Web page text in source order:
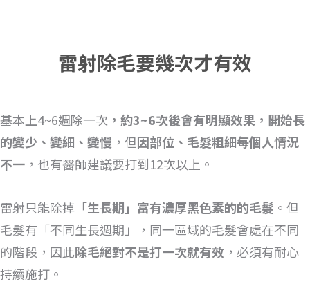
雷射除毛要幾次才有效
基本上4~6週除一次 ，約3~6次後會有明顯效果，開始長
的變少、變細、變慢 ，但因部位、毛髮粗細每個人情況
不一 ，也有醫師建議要打到12次以上。
雷射只能除掉「生長期」富有濃厚黑色素的的毛髮 。但
毛髮有「不同生長週期」，同一區域的毛髮會處在不同
的階段，因此除毛絕對不是打一次就有效 ，必須有耐心
持續施打。